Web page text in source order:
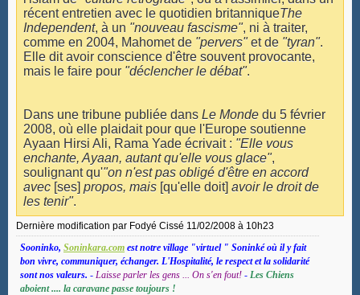
récent entretien avec le quotidien britanniqueThe
Independent, à un "nouveau fascisme", ni à traiter,
comme en 2004, Mahomet de "pervers"et de "tyran".
Elle dit avoir conscience d'être souvent provocante,
mais le faire pour "déclencher le débat".
Dans une tribune publiée dans Le Monde du 5 février
2008, où elle plaidait pour que l'Europe soutienne
Ayaan Hirsi Ali, Rama Yade écrivait : "Elle vous
enchante, Ayaan, autant qu'elle vous glace",
soulignant qu'"on n'est pas obligé d'être en accord
avec [ses] propos, mais [qu'elle doit] avoir le droit de
les tenir".
Dernière modification par Fodyé Cissé 11/02/2008 à 10h23
Sooninko, Soninkara.com est notre village "virtuel " Soninké où il y fait
bon vivre, communiquer, échanger. L'Hospitalité, le respect et la solidarité
sont nos valeurs. - Laisse parler les gens ... On s'en fout! - Les Chiens
aboient .... la caravane passe toujours !